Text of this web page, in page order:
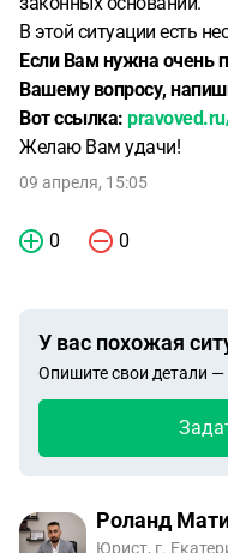
В этой ситуации есть
Если Вам нужна очень
Вашему вопросу,
Вот ссылка:
Желаю Вам удачи!
09 апреля, 15:05
0 0
У вас похожая
Опишите свои детали
Роланд
Юрист, г.